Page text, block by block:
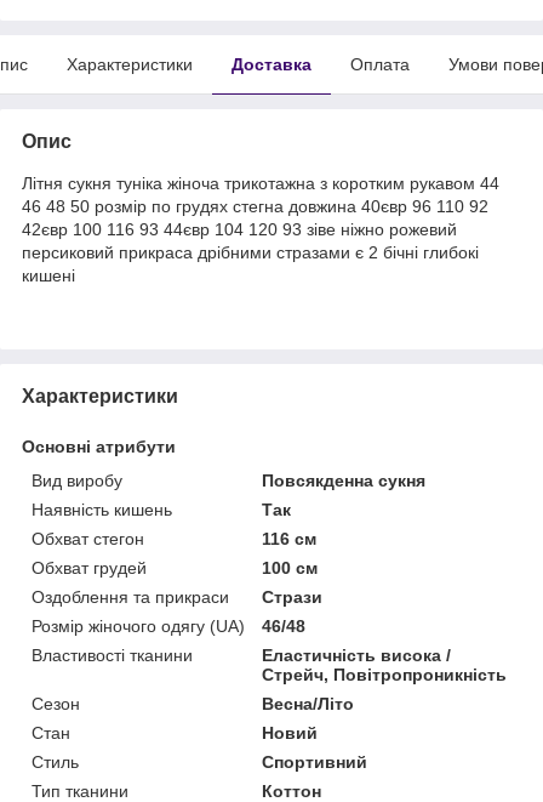
Характеристики Доставка Оплата Умови
Опис
Літня сукня туніка жіноча трикотажна з коротким рукавом 44
46 48 50 розмір по грудях стегна довжина 40євр 96 110 92
42євр 100 116 93 44євр 104 120 93 зіве ніжно рожевий
персиковий прикраса дрібними стразами є 2 бічні глибокі
кишені
Характеристики
Основні атрибути
Вид виробу
Повсякденна сукня
Наявність кишень
Так
Обхват стегон
116 см
Обхват грудей
100 см
Оздоблення та прикраси
Стрази
Розмір жіночого одягу (UA)
46/48
Властивості тканини
Еластичність висока /
Стрейч, Повітропроникність
Сезон
Весна/Літо
Стан
Новий
Стиль
Спортивний
Тип тканини
Коттон